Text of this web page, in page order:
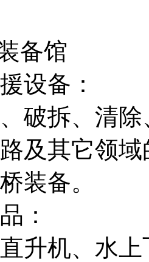
备馆
设备：
破拆、清
及其它领
装备。
：
升机、水